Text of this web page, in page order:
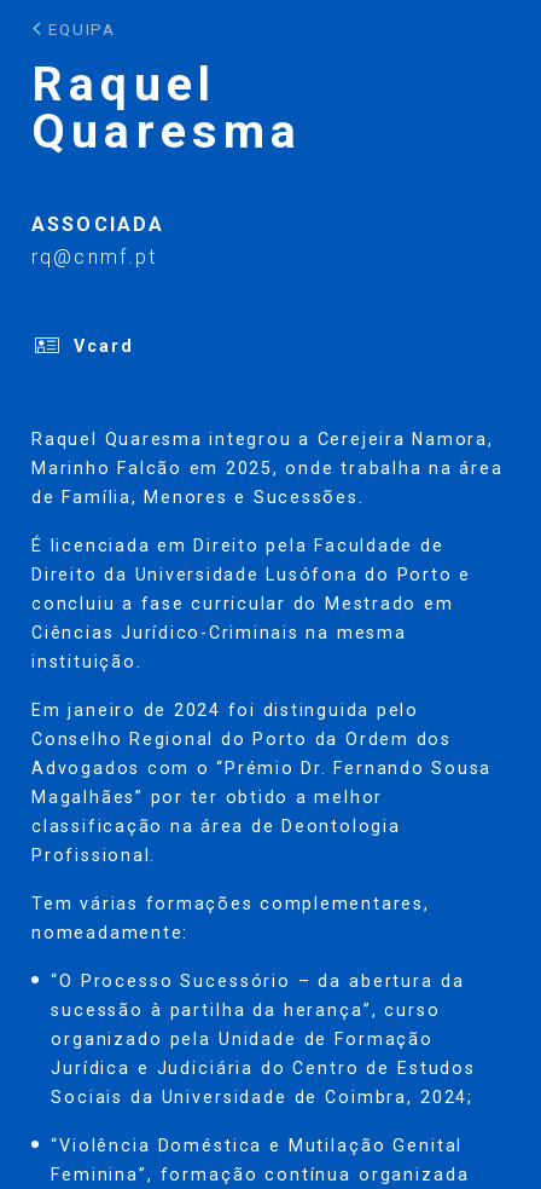
EQUIPA
Raquel
Quaresma
ASSOCIADA
rq@cnmf.pt
Vcard
Raquel Quaresma integrou a Cerejeira Namora,
Marinho Falcão em 2025, onde trabalha na área
de Família, Menores e Sucessões.
É licenciada em Direito pela Faculdade de
Direito da Universidade Lusófona do Porto e
concluiu a fase curricular do Mestrado em
Ciências Jurídico-Criminais na mesma
instituição.
Em janeiro de 2024 foi distinguida pelo
Conselho Regional do Porto da Ordem dos
Advogados com o “Prémio Dr. Fernando Sousa
Magalhães” por ter obtido a melhor
classificação na área de Deontologia
Profissional.
Tem várias formações complementares,
nomeadamente:
“O Processo Sucessório – da abertura da
sucessão à partilha da herança”, curso
organizado pela Unidade de Formação
Jurídica e Judiciária do Centro de Estudos
Sociais da Universidade de Coimbra, 2024;
“Violência Doméstica e Mutilação Genital
Feminina”, formação contínua organizada